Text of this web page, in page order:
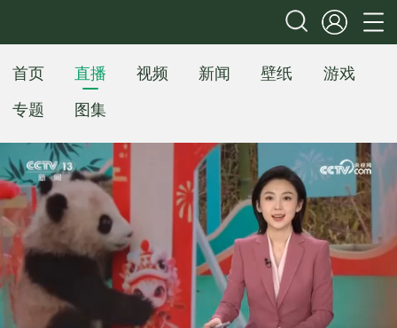
首页 直播 视频 新闻 壁纸
游戏
专题
图集